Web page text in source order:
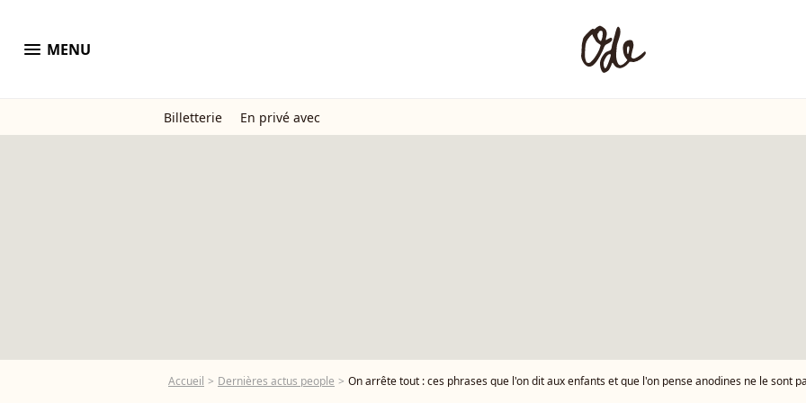
menu MENU
Billetterie En privé avec
Accueil Dernières actus people On arrête tout : ces phrases que l'on dit aux enfants et que l'on pense anodines ne le sont